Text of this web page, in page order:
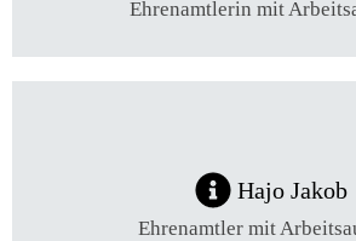
Ehrenamtlerin mit
Hajo Jakob
Ehrenamtler mit